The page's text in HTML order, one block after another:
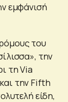
εμφάνισή
του
την
τη Via
την Fifth
είδη,